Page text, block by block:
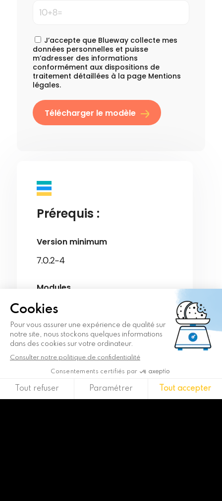
J’accepte que Blueway collecte mes
données personnelles et puisse
m’adresser des informations
conformément aux dispositions de
traitement détaillées à la page Mentions
légales.
Télécharger le modèle
Prérequis :
Version minimum
7.0.2-4
Modules
Data Foundation / Viaduc, Process
Governance / Agora,
Plugin